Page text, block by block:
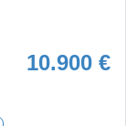
10.900 €